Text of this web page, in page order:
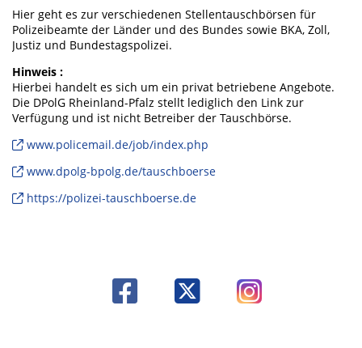
Hier geht es zur verschiedenen Stellentauschbörsen für
Polizeibeamte der Länder und des Bundes sowie BKA, Zoll,
Justiz und Bundestagspolizei.
Hinweis :
Hierbei handelt es sich um ein privat betriebene Angebote.
Die DPolG Rheinland-Pfalz stellt lediglich den Link zur
Verfügung und ist nicht Betreiber der Tauschbörse.
www.policemail.de/job/index.php
www.dpolg-bpolg.de/tauschboerse
https://polizei-tauschboerse.de